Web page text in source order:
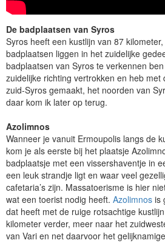
De badplaatsen van Syros
Syros heeft een kustlijn van 87
badplaatsen liggen in het zuidelijke
badplaatsen van Syros te verkennen
zuidelijke richting vertrokken en heb met
zuid-Syros gemaakt, het noorden van
daar kom ik later op terug.
Azolimnos
Wanneer je vanuit Ermoupolis langs de
kom je als eerste bij het plaatsje
badplaatsje met een vissershaventje in
een leuk strandje ligt en waar veel
cafetaria’s zijn. Massatoerisme is hier
wat een toerist nodig heeft. Azolimnos is
dat heeft met de ruige rotsachtige
kilometer verder, meer naar het
van Vari en net daarvoor het